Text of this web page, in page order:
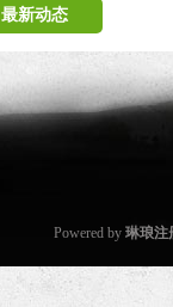
最新动态
Powered by 琳琅注